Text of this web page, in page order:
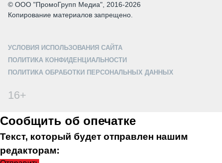
© ООО "ПромоГрупп Медиа", 2016-2026
Копирование материалов запрещено.
УСЛОВИЯ ИСПОЛЬЗОВАНИЯ САЙТА
ПОЛИТИКА КОНФИДЕНЦИАЛЬНОСТИ
ПОЛИТИКА ОБРАБОТКИ ПЕРСОНАЛЬНЫХ ДАННЫХ
16+
Сообщить об опечатке
Текст, который будет отправлен нашим
редакторам: